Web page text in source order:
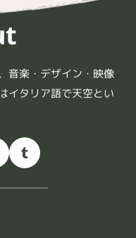
音楽・デザイン・映像
イタリア語で天空とい